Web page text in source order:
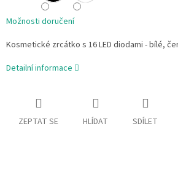
Možnosti doručení
Kosmetické zrcátko s 16 LED diodami - bílé,
Detailní informace
ZEPTAT SE HLÍDAT SDÍLET